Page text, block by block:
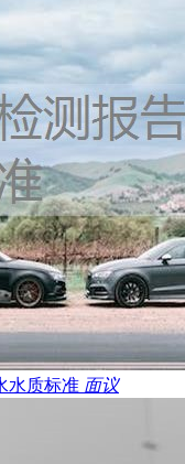
水质标准 面议